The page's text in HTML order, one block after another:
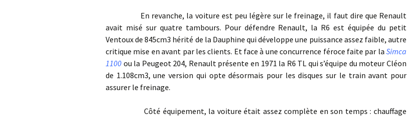
En revanche, la voiture est peu légère sur le freinage, il faut dire que Renault
avait misé sur quatre tambours. Pour défendre Renault, la R6 est équipée du petit
Ventoux de 845cm3 hérité de la Dauphine qui développe une puissance assez faible, autre
critique mise en avant par les clients. Et face à une concurrence féroce faite par la Simca
1100 ou la Peugeot 204, Renault présente en 1971 la R6 TL qui s’équipe du moteur Cléon
de 1.108cm3, une version qui opte désormais pour les disques sur le train avant pour
assurer le freinage.
Côté équipement, la voiture était assez complète en son temps : chauffage